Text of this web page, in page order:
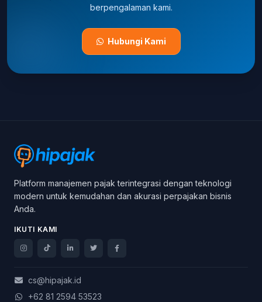
berpengalaman kami.
Hubungi Kami
Platform manajemen pajak terintegrasi dengan teknologi
modern untuk kemudahan dan akurasi perpajakan bisnis
Anda.
IKUTI KAMI
cs@hipajak.id
+62 81 2594 53523